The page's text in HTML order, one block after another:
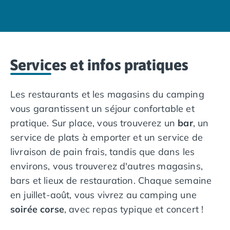
Camping bord de mer
Camping en bord de lac
Camping Tohapi agréés VACAF
Camping 4 étoiles Les Landes
Camping 5 étoiles Bretagne
Camping 5 étoiles Vendée
Camping Atlantique
Camping avec parc aquatique Ardèche
Camping avec parc aquatique Bretagne
Camping avec parc aquatique Dordogne
Camping avec parc aquatique Espagne
Camping avec parc aquatique Les Landes
Camping avec piscine Annecy
Camping en bord de mer Aquitaine
et profitez d'une magnifique escapade en plein air
France.
Services et infos pratiques
Les restaurants et les magasins du camping
vous garantissent un séjour confortable et
pratique. Sur place, vous trouverez un bar, un
service de plats à emporter et un service de
livraison de pain frais, tandis que dans les
environs, vous trouverez d'autres magasins,
bars et lieux de restauration. Chaque semaine
en juillet-août, vous vivrez au camping une
soirée corse, avec repas typique et concert !